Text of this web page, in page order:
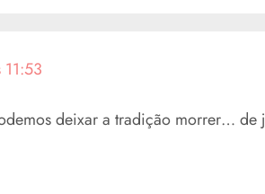
deixar a tradição morrer… de